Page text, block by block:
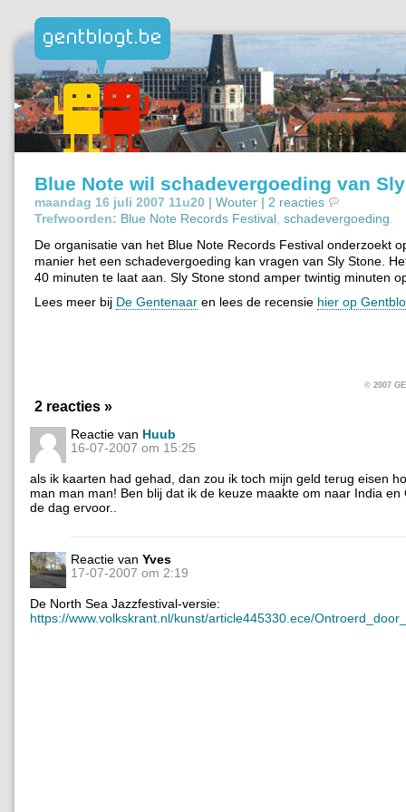
Blue Note wil schadevergoeding van
maandag 16 juli 2007 11u20 | Wouter | 2 reacties
Trefwoorden: Blue Note Records Festival schadevergoeding
De organisatie van het Blue Note Records Festival onderzoekt
manier het een schadevergoeding kan vragen van Sly Stone.
40 minuten te laat aan. Sly Stone stond amper twintig minuten
Lees meer bij De Gentenaar en lees de recensie hier op
© 2007
2 reacties »
Reactie van Huub
16-07-2007 om 15:25
als ik kaarten had gehad, dan zou ik toch mijn geld terug eisen
man man man! Ben blij dat ik de keuze maakte om naar India en
de dag ervoor..
Reactie van Yves
17-07-2007 om 2:19
De North Sea Jazzfestival-versie:
https://www.volkskrant.nl/kunst/article445330.ece/